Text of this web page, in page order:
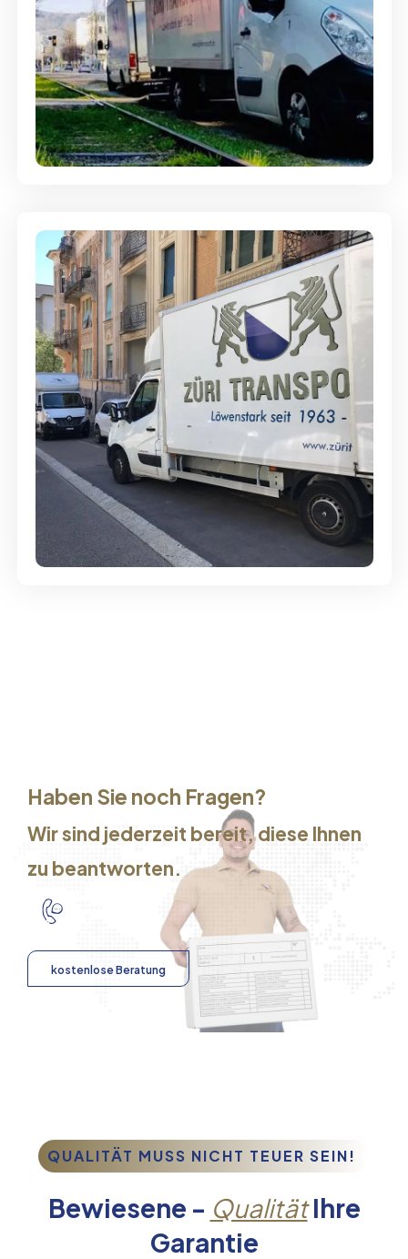
Ein- und Auspackservice
Günstige Umzüge - Hervorragender
Service
Haben Sie noch Fragen?
Wir sind jederzeit bereit, diese Ihnen
zu beantworten.
kostenlose Beratung
QUALITÄT MUSS NICHT TEUER SEIN!
Bewiesene - QualitätIhre
Garantie